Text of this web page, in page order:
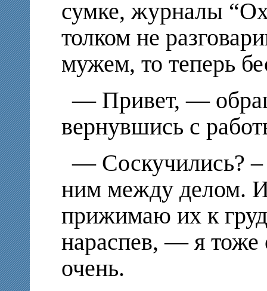
сумке, журналы
толком не
мужем, то теперь
— Привет, —
вернувшись с
— Соскучились?
ним между делом.
прижимаю их к
нараспев, — я тоже
очень.